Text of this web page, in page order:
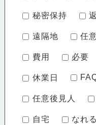
秘密保持
遠隔地 任
費用 必要
休業日
任意後見人
自宅 なれ